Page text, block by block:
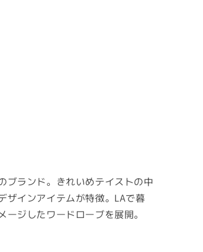
ブランド。きれいめテイストの中
ザインアイテムが特徴。LAで暮
ジしたワードローブを展開。